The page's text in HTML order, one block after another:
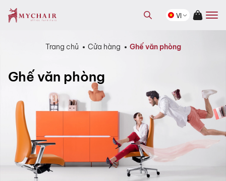
phẩm
Tìm
kiếmVI
Trang chủ Cửa hàng Ghế văn phòng
Ghế văn phòng